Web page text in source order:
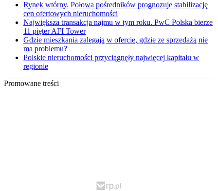
Rynek wtórny. Połowa pośredników prognozuje stabilizację
cen ofertowych nieruchomości
Największa transakcja najmu w tym roku. PwC Polska bierze
11 pięter AFI Tower
Gdzie mieszkania zalegają w ofercie, gdzie ze sprzedażą nie
ma problemu?
Polskie nieruchomości przyciągnęły najwięcej kapitału w
regionie
Promowane treści